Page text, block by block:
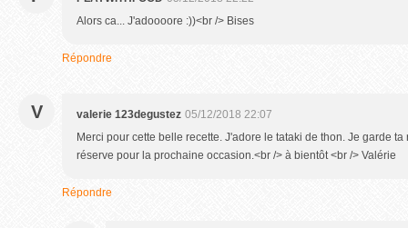
Alors ca... J'adoooore :))<br /> Bises
Répondre
V valerie 123degustez 05/12/2018 22:07
Merci pour cette belle recette. J'adore le tataki de thon. Je garde
réserve pour la prochaine occasion.<br /> à bientôt <br /> Valérie
Répondre